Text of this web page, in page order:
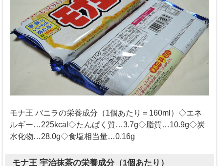
モナ王 バニラの栄養成分（1個あたり＝160ml）◇エネ
ルギー…225kcal◇たんぱく質…3.7g◇脂質…10.9g◇炭
水化物…28.0g◇食塩相当量…0.16g
モナ王 宇治抹茶の栄養成分（1個あたり）